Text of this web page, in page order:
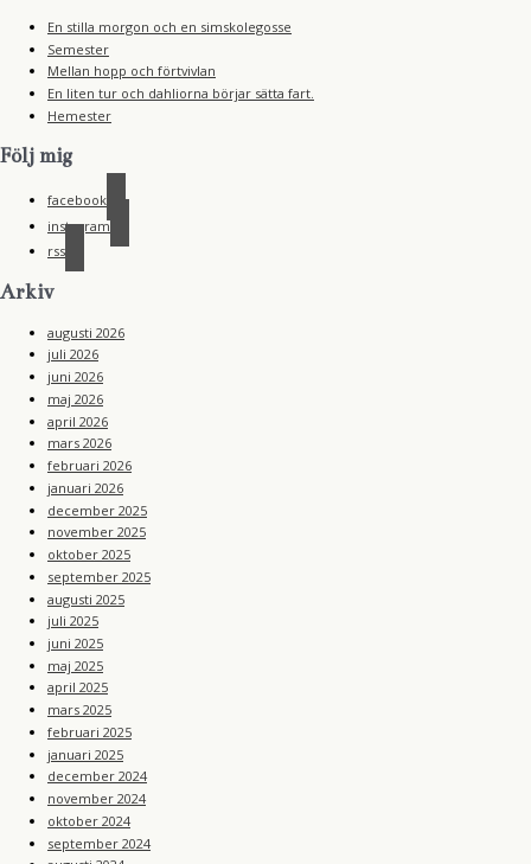
En stilla morgon och en simskolegosse
Semester
Mellan hopp och förtvivlan
En liten tur och dahliorna börjar sätta fart.
Hemester
Följ mig
facebook
instagram
rss
Arkiv
augusti 2026
juli 2026
juni 2026
maj 2026
april 2026
mars 2026
februari 2026
januari 2026
december 2025
november 2025
oktober 2025
september 2025
augusti 2025
juli 2025
juni 2025
maj 2025
april 2025
mars 2025
februari 2025
januari 2025
december 2024
november 2024
oktober 2024
september 2024